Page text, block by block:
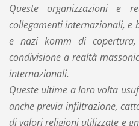
Queste organizzazioni e
collegamenti internazionali, e
e nazi komm di
condivisione a realtà
internazionali.
Queste ultime a loro volta
anche previa infiltrazione,
di valori religioni utilizzate e